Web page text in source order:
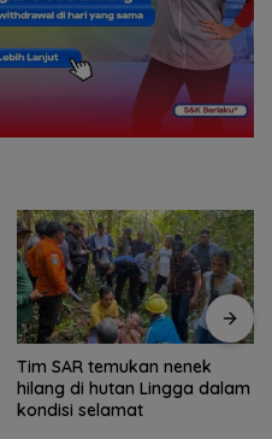
Tim SAR gabungan cari
nenek 68 tahun hilang di
Lingga Kepri